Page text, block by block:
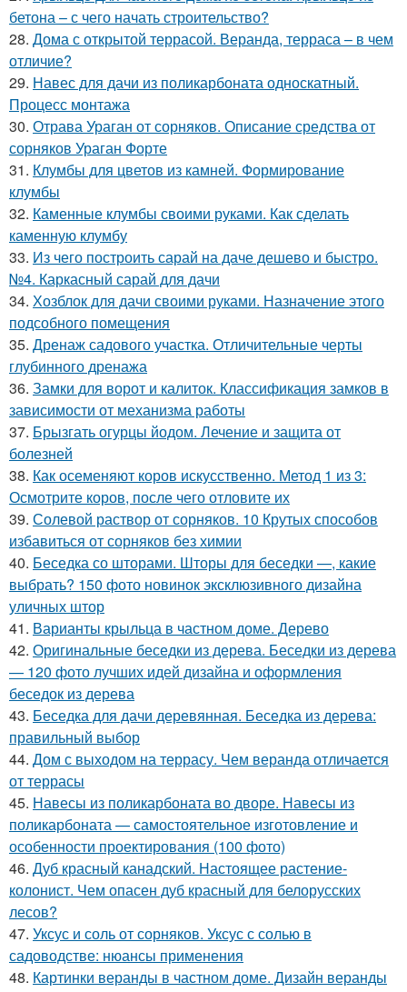
бетона – с чего начать строительство?
28. Дома с открытой террасой. Веранда, терраса – в чем
отличие?
29. Навес для дачи из поликарбоната односкатный.
Процесс монтажа
30. Отрава Ураган от сорняков. Описание средства от
сорняков Ураган Форте
31. Клумбы для цветов из камней. Формирование
клумбы
32. Каменные клумбы своими руками. Как сделать
каменную клумбу
33. Из чего построить сарай на даче дешево и быстро.
№4. Каркасный сарай для дачи
34. Хозблок для дачи своими руками. Назначение этого
подсобного помещения
35. Дренаж садового участка. Отличительные черты
глубинного дренажа
36. Замки для ворот и калиток. Классификация замков в
зависимости от механизма работы
37. Брызгать огурцы йодом. Лечение и защита от
болезней
38. Как осеменяют коров искусственно. Метод 1 из 3:
Осмотрите коров, после чего отловите их
39. Солевой раствор от сорняков. 10 Крутых способов
избавиться от сорняков без химии
40. Беседка со шторами. Шторы для беседки —, какие
выбрать? 150 фото новинок эксклюзивного дизайна
уличных штор
41. Варианты крыльца в частном доме. Дерево
42. Оригинальные беседки из дерева. Беседки из дерева
— 120 фото лучших идей дизайна и оформления
беседок из дерева
43. Беседка для дачи деревянная. Беседка из дерева:
правильный выбор
44. Дом с выходом на террасу. Чем веранда отличается
от террасы
45. Навесы из поликарбоната во дворе. Навесы из
поликарбоната — самостоятельное изготовление и
особенности проектирования (100 фото)
46. Дуб красный канадский. Настоящее растение-
колонист. Чем опасен дуб красный для белорусских
лесов?
47. Уксус и соль от сорняков. Уксус с солью в
садоводстве: нюансы применения
48. Картинки веранды в частном доме. Дизайн веранды